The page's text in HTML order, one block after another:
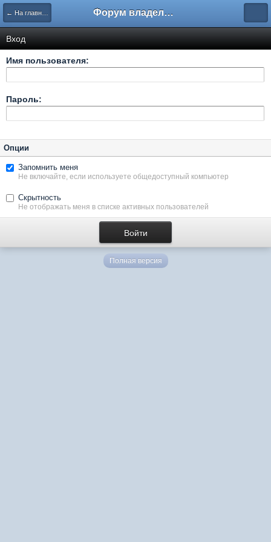
← На главную Форум владельцев интернет-магазинов
Вход
Имя пользователя:
Пароль:
Опции
Запомнить меня
Не включайте, если используете общедоступный компьютер
Скрытность
Не отображать меня в списке активных пользователей
Полная версия